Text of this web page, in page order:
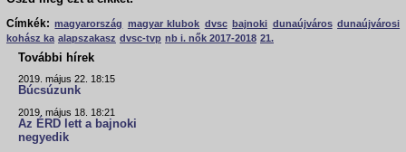
Címkék: magyarország magyar klubok dvsc bajnoki dunaújváros dunaújvárosi
kohász ka alapszakasz dvsc-tvp nb i. nők 2017-2018 21.
További hírek
2019. május 22. 18:15
Búcsúzunk
2019. május 18. 18:21
Az ÉRD lett a bajnoki
negyedik